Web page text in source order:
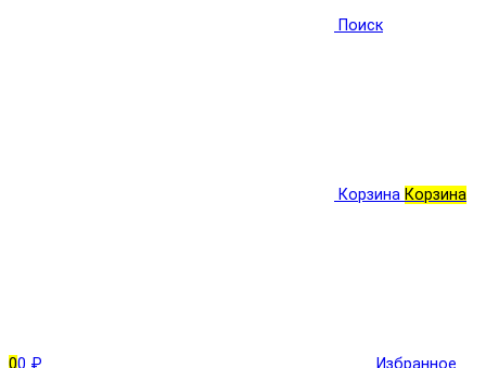
Поиск
Корзина Корзина
00 ₽ Избранное